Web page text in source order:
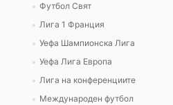
Футбол Свят
Лига 1 Франция
Уефа Шампионска Лига
Уефа Лига Европа
Лига на конференциите
Международен футбол